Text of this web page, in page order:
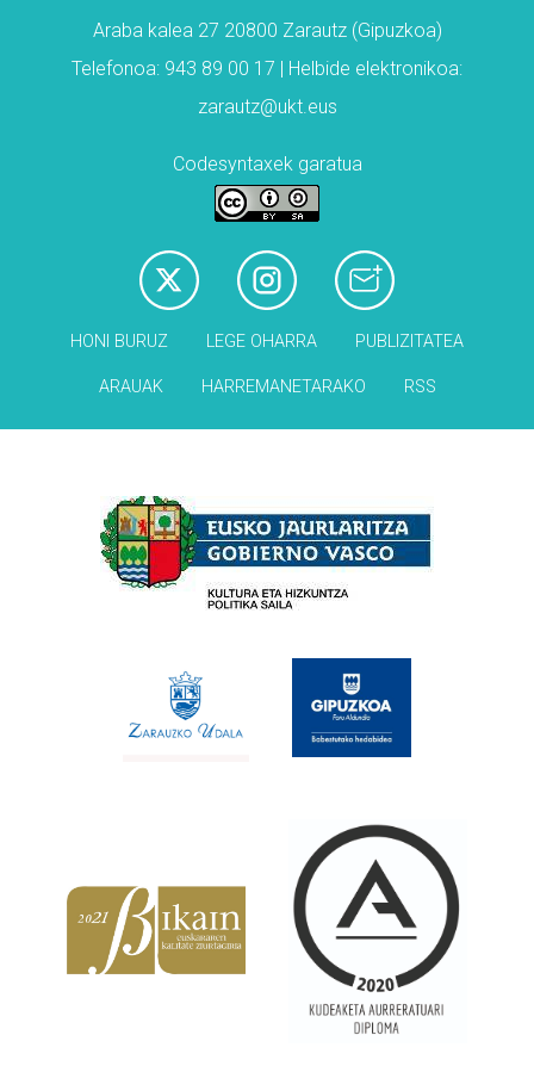
Araba kalea 27 20800 Zarautz (Gipuzkoa)
Telefonoa: 943 89 00 17 | Helbide elektronikoa:
zarautz@ukt.eus
Codesyntaxek garatua
HONI BURUZ LEGE OHARRA PUBLIZITATEA
ARAUAK HARREMANETARAKO RSS